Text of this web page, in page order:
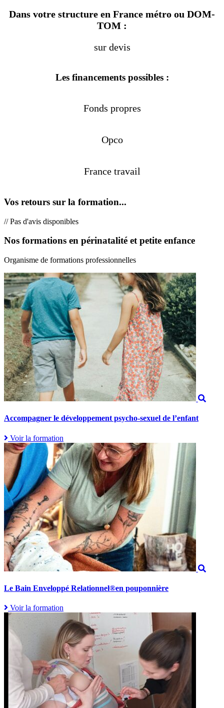
Dans votre structure en France métro ou DOM-
TOM :
sur devis
Les financements possibles :
Fonds propres
Opco
France travail
Vos retours sur la formation...
// Pas d'avis disponibles
Nos formations en périnatalité et petite enfance
Organisme de formations professionnelles
Accompagner le développement psycho-sexuel de l’enfant
Voir la formation
Le Bain Enveloppé Relationnel®en pouponnière
Voir la formation